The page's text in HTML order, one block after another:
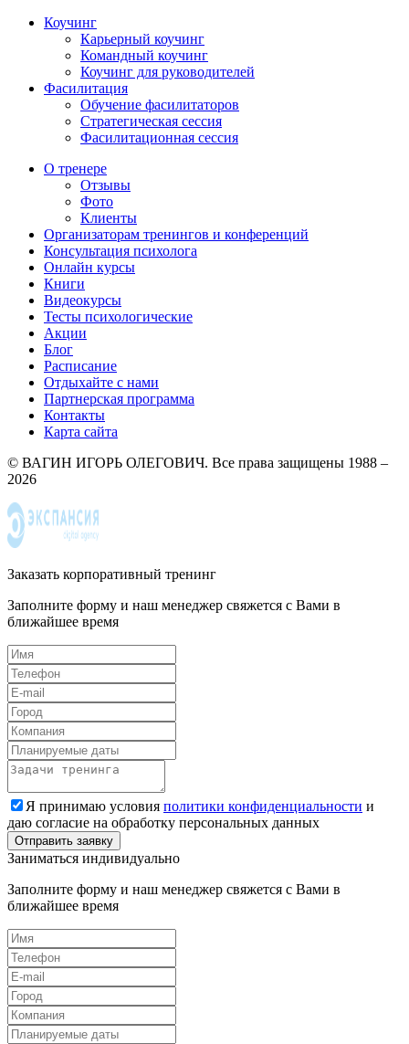
Коучинг
Карьерный коучинг
Командный коучинг
Коучинг для руководителей
Фасилитация
Обучение фасилитаторов
Стратегическая сессия
Фасилитационная сессия
О тренере
Отзывы
Фото
Клиенты
Организаторам тренингов и конференций
Консультация психолога
Онлайн курсы
Книги
Видеокурсы
Тесты психологические
Акции
Блог
Расписание
Отдыхайте с нами
Партнерская программа
Контакты
Карта сайта
© ВАГИН ИГОРЬ ОЛЕГОВИЧ. Все права защищены 1988 –
2026
Заказать корпоративный тренинг
Заполните форму и наш менеджер свяжется с Вами в
ближайшее время
Я принимаю условия политики конфиденциальности и
даю согласие на обработку персональных данных
Заниматься индивидуально
Заполните форму и наш менеджер свяжется с Вами в
ближайшее время